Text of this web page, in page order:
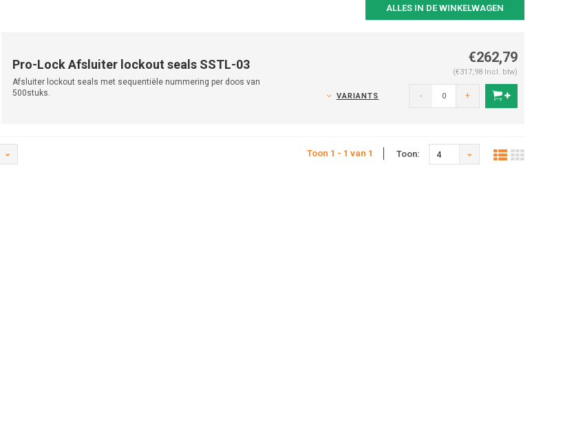
ALLES IN DE WINKELWAGEN
Pro-Lock Afsluiter lockout seals SSTL-03
Afsluiter lockout seals met sequentiële nummering per doos van
500stuks.
€262,79
(€317,98 Incl. btw)
VARIANTS - +
Toon 1 - 1 van 1 Toon: 4